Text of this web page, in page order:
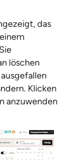
das
löschen
Klicken
anzuwenden